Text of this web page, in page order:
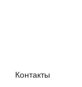
Контакты